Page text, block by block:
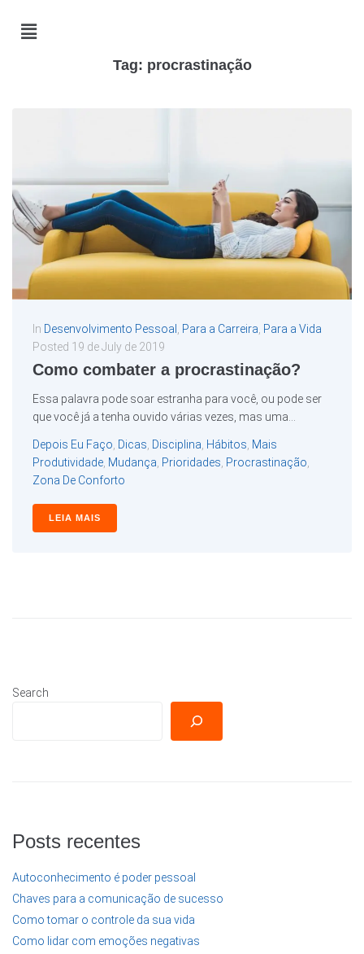
Tag: procrastinação
In Desenvolvimento Pessoal , Para a Carreira, Para a Vida
Posted 19 de July de 2019
Como combater a procrastinação?
Essa palavra pode soar estranha para você, ou pode ser
que você já a tenha ouvido várias vezes, mas uma...
Depois Eu Faço Dicas Disciplina Hábitos Mais
Produtividade Mudança Prioridades Procrastinação
Zona De Conforto
LEIA MAIS
Search
Posts recentes
Autoconhecimento é poder pessoal
Chaves para a comunicação de sucesso
Como tomar o controle da sua vida
Como lidar com emoções negativas